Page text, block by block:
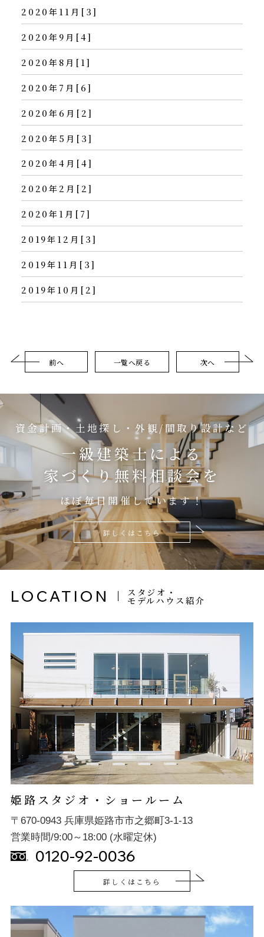
2020年11月[3]
2020年9月[4]
2020年8月[1]
2020年7月[6]
2020年6月[2]
2020年5月[3]
2020年4月[4]
2020年2月[2]
2020年1月[7]
2019年12月[3]
2019年11月[3]
2019年10月[2]
前へ 一覧へ戻る 次へ
資金計画・土地探し・外観/間取り設計など
一級建築士による
家づくり無料相談会を
ほぼ毎日開催しています！
詳しくはこちら
LOCATION スタジオ・
モデルハウス紹介
姫路スタジオ・ショールーム
〒670-0943 兵庫県姫路市市之郷町3-1-13
営業時間/9:00～18:00 (水曜定休)
0120-92-0036
詳しくはこちら